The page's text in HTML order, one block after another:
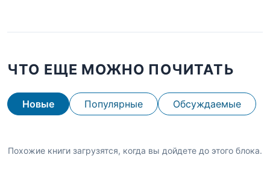
ЧТО ЕЩЕ МОЖНО ПОЧИТАТЬ
Новые Популярные Обсуждаемые
Похожие книги загрузятся, когда вы дойдете до этого блока.